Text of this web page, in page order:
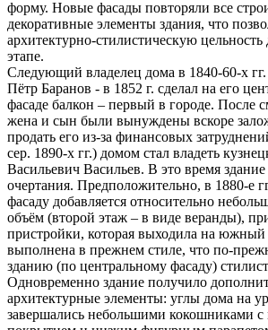
форму. Новые фасады повторяли все
декоративные элементы здания, что
архитектурно-стилистическую
этапе.
Следующий владелец дома в 1840-60-х
Пётр Баранов - в 1852 г. сделал на его
фасаде балкон – первый в городе. После
жена и сын были вынуждены вскоре
продать его из-за финансовых
сер. 1890-х гг.) домом стал владеть
Васильевич Васильев. В это время
очертания. Предположительно, в 1880-е
фасаду добавляется относительно
объём (второй этаж – в виде веранды),
пристройки, которая выходила на южный
выполнена в прежнем стиле, что по-
зданию (по центральному фасаду)
Одновременно здание получило
архитектурные элементы: углы дома на
завершались небольшими кокошниками с